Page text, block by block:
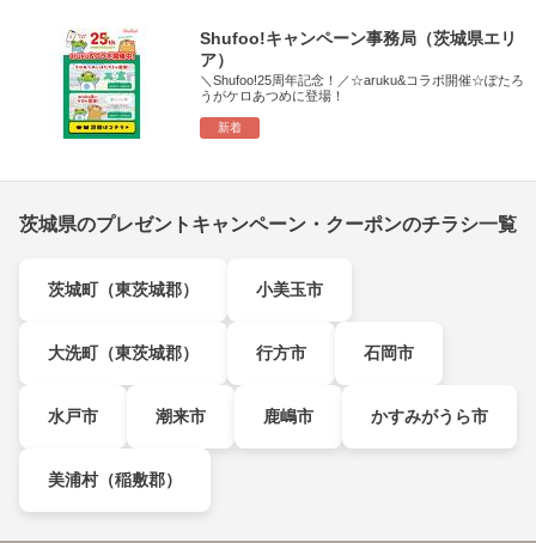
新着
Shufoo!キャンペーン事務局（茨城県エリ
ア）
＼Shufoo!25周年記念！／☆aruku&コラボ開催☆ぽたろ
うがケロあつめに登場！
茨城県のプレゼントキャンペーン・クーポンのチラシ一覧
茨城町（東茨城郡） 小美玉市
大洗町（東茨城郡） 行方市 石岡市
水戸市 潮来市 鹿嶋市 かすみがうら市
美浦村（稲敷郡）